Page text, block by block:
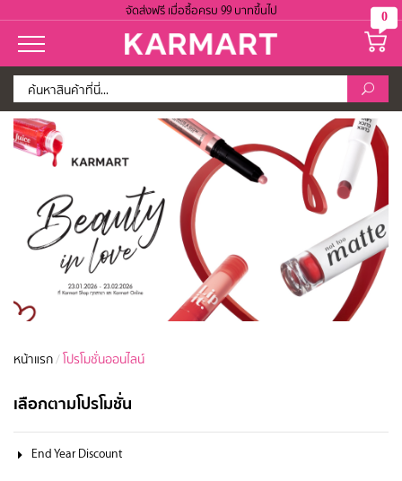
จัดส่งฟรี เมื่อซื้อครบ 99 บาทขึ้นไป 0
หน้าแรก /โปรโมชั่นออนไลน์
เลือกตามโปรโมชั่น
End Year Discount